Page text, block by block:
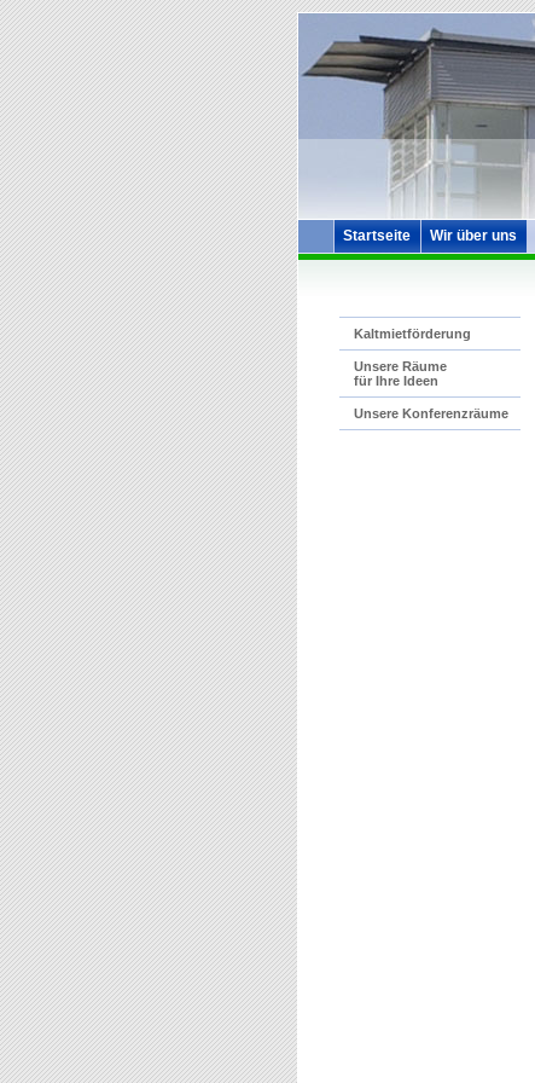
Startseite Wir über uns
Kaltmietförderung
Unsere Räume
für Ihre Ideen
Unsere Konferenzräume